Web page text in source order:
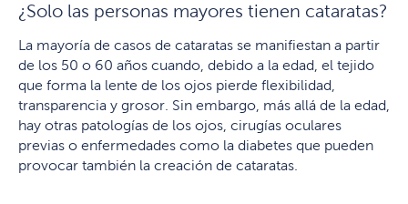
¿Solo las personas mayores tienen cataratas?
La mayoría de casos de cataratas se manifiestan a partir
de los 50 o 60 años cuando, debido a la edad, el tejido
que forma la lente de los ojos pierde flexibilidad,
transparencia y grosor. Sin embargo, más allá de la edad,
hay otras patologías de los ojos, cirugías oculares
previas o enfermedades como la diabetes que pueden
provocar también la creación de cataratas.